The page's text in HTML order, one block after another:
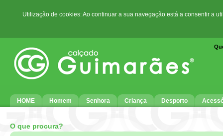
Utilização de cookies: Ao continuar a sua navegação está a consentir a
HOME Homem Senhora Criança Desporto
O que procura?